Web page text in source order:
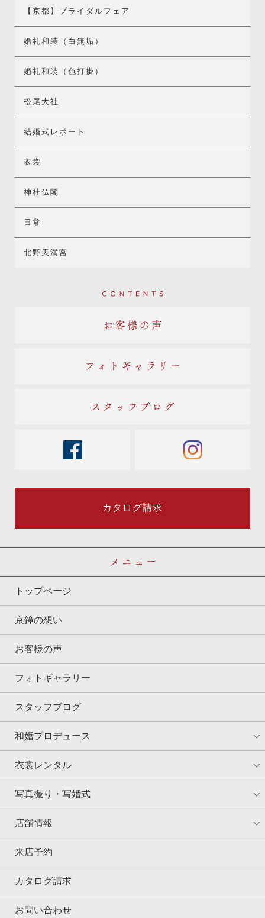
【京都】ブライダルフェア
婚礼和装（白無垢）
婚礼和装（色打掛）
松尾大社
結婚式レポート
衣裳
神社仏閣
日常
北野天満宮
Contents
お客様の声
フォトギャラリー
スタッフブログ
instagram
カタログ請求
トップページ
京鐘の想い
お客様の声
フォトギャラリー
スタッフブログ
和婚プロデュース
衣裳レンタル
写真撮り・写婚式
店舗情報
来店予約
カタログ請求
お問い合わせ